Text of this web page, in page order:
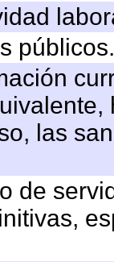
públicos.
las
de